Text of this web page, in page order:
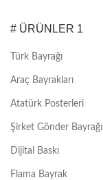
# ÜRÜNLER 1
Türk Bayrağı
Araç Bayrakları
Atatürk Posterleri
Şirket Gönder Bayrağı
Dijital Baskı
Flama Bayrak